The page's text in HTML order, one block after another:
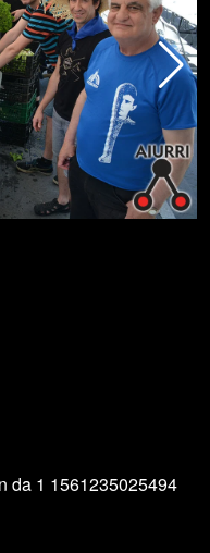
da 1 1561235025494